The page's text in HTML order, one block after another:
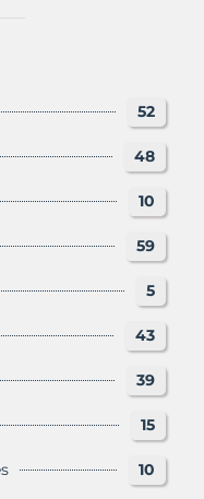
52
48
10
59
5
43
39
15
10